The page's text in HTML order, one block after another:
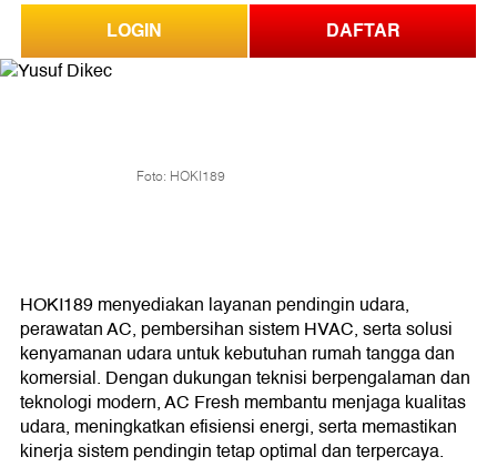
LOGIN DAFTAR
Foto: HOKI189
HOKI189 menyediakan layanan pendingin udara,
perawatan AC, pembersihan sistem HVAC, serta solusi
kenyamanan udara untuk kebutuhan rumah tangga dan
komersial. Dengan dukungan teknisi berpengalaman dan
teknologi modern, AC Fresh membantu menjaga kualitas
udara, meningkatkan efisiensi energi, serta memastikan
kinerja sistem pendingin tetap optimal dan terpercaya.